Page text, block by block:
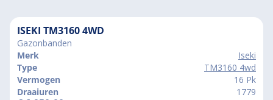
ISEKI TM3160 4WD
Gazonbanden
Merk
Iseki
Type
TM3160 4wd
Vermogen
16 Pk
Draaiuren
1779